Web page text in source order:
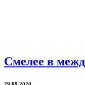
Смелее в